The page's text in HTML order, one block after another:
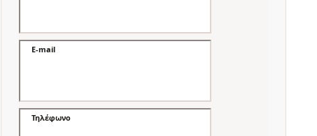
E-mail
Τηλέφωνο